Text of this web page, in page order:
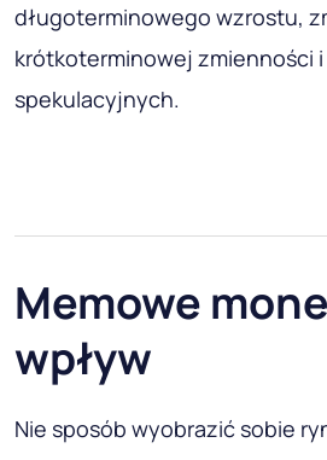
długoterminowego wzrostu,
krótkoterminowej zmienności
spekulacyjnych.
Memowe
wpływ
Nie sposób wyobrazić sobie